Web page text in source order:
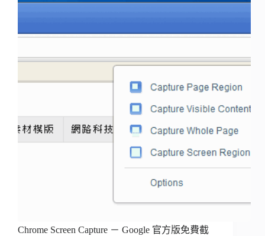
Chrome Screen Capture － Google 官方版免費截